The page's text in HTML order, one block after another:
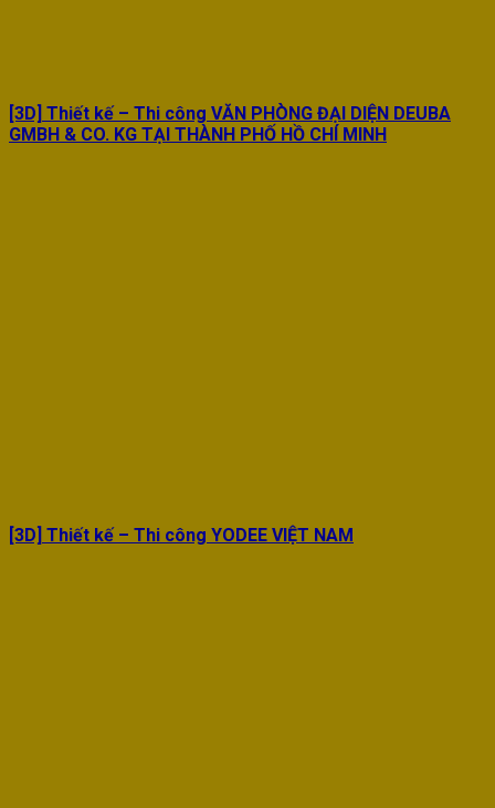
[3D] Thiết kế – Thi công VĂN PHÒNG ĐẠI DIỆN DEUBA
GMBH & CO. KG TẠI THÀNH PHỐ HỒ CHÍ MINH
[3D] Thiết kế – Thi công YODEE VIỆT NAM